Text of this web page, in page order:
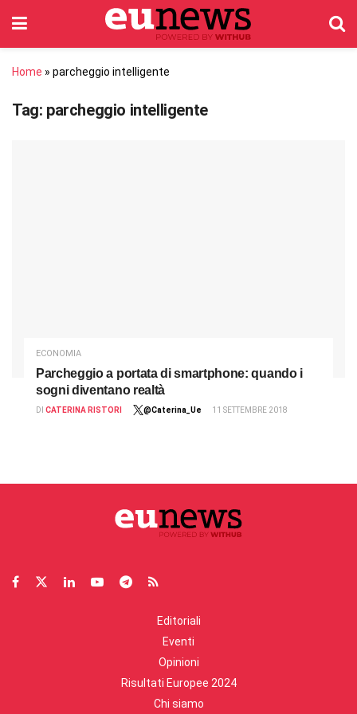
Home » parcheggio intelligente
Tag: parcheggio intelligente
ECONOMIA
Parcheggio a portata di smartphone: quando i
sogni diventano realtà
DI CATERINA RISTORI @Caterina_Ue 11 SETTEMBRE 2018
Editoriali
Eventi
Opinioni
Risultati Europee 2024
Chi siamo